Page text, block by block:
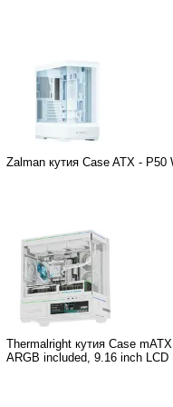
Zalman кутия Case ATX - P50
Thermalright кутия Case
ARGB included, 9.16 inch LCD